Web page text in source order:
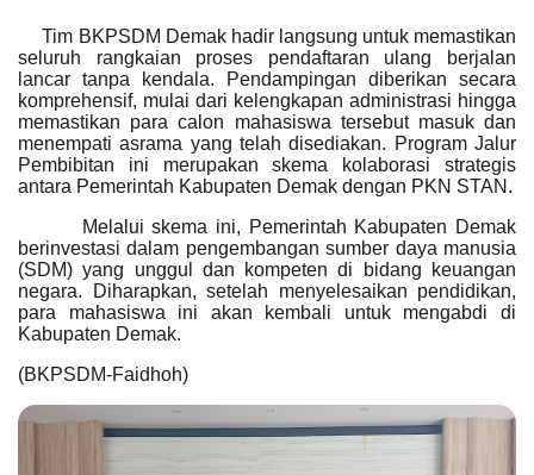
Tim BKPSDM Demak hadir langsung untuk memastikan
seluruh rangkaian proses pendaftaran ulang berjalan
lancar tanpa kendala. Pendampingan diberikan secara
komprehensif, mulai dari kelengkapan administrasi hingga
memastikan para calon mahasiswa tersebut masuk dan
menempati asrama yang telah disediakan. Program Jalur
Pembibitan ini merupakan skema kolaborasi strategis
antara Pemerintah Kabupaten Demak dengan PKN STAN.
Melalui skema ini, Pemerintah Kabupaten Demak
berinvestasi dalam pengembangan sumber daya manusia
(SDM) yang unggul dan kompeten di bidang keuangan
negara. Diharapkan, setelah menyelesaikan pendidikan,
para mahasiswa ini akan kembali untuk mengabdi di
Kabupaten Demak.
(BKPSDM-Faidhoh)